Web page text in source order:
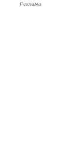
Реклама